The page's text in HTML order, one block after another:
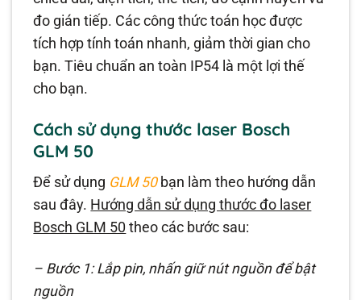
đo gián tiếp. Các công thức toán học được
tích hợp tính toán nhanh, giảm thời gian cho
bạn. Tiêu chuẩn an toàn IP54 là một lợi thế
cho bạn.
Cách sử dụng thước laser Bosch
GLM 50
Để sử dụng GLM 50bạn làm theo hướng dẫn
sau đây. Hướng dẫn sử dụng thước đo laser
Bosch GLM 50 theo các bước sau:
– Bước 1: Lắp pin, nhấn giữ nút nguồn để bật
nguồn